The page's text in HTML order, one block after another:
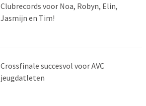
Clubrecords voor Noa, Robyn, Elin,
Jasmijn en Tim!
Crossfinale succesvol voor AVC
jeugdatleten